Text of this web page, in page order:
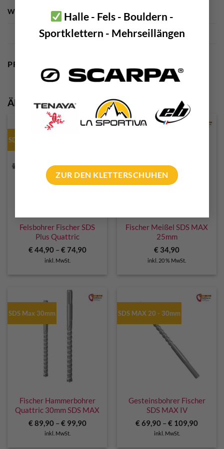
Halle - Fels - Bouldern -
Sportklettern - Mehrseillängen
ZUR DEN KLETTERSCHUHEN
WEITERE EIGENSCHAFTEN Made in Austria
PRODUKTSICHERHEIT
Ähnliche Produkte
SDS Plus 18 - 24mm
Felsbohrer Fischer SDS
Plus Quattric
€44,90– €74,90
inkl. MwSt.
Fischer Meißel SDS MAX
25mm
€ 34,90
inkl. 20 % MwSt.
SDS Max 30mm
Fischer Hammerbohrer
Quattric 30mm SDS MAX
€89,90– €99,90
inkl. MwSt.
SDS MAX 20 - 30mm
Gesteinsbohrer Fischer
SDS MAX IV
€69,90 – € 109,90
inkl. MwSt.